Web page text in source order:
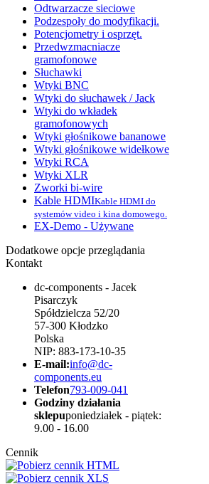
Odtwarzacze sieciowe
Podzespoły do modyfikacji.
Potencjometry i osprzęt.
Przedwzmacniacze
gramofonowe
Słuchawki
Wtyki BNC
Wtyki do słuchawek / Jack
Wtyki do wkładek
gramofonowych
Wtyki głośnikowe bananowe
Wtyki głośnikowe widełkowe
Wtyki RCA
Wtyki XLR
Zworki bi-wire
Kable HDMIKable HDMI do
systemów video i kina domowego.
EX-Demo - Używane
Dodatkowe opcje przeglądania
Kontakt
dc-components - Jacek
Pisarczyk
Spółdzielcza 52/20
57-300 Kłodzko
Polska
NIP: 883-173-10-35
E-mail:info@dc-
components.eu
Telefon793-009-041
Godziny działania
sklepuponiedziałek - piątek:
9.00 - 16.00
Cennik